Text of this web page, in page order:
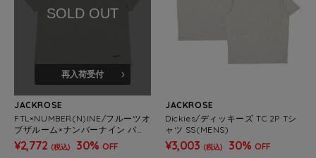
SOLD OUT
再入荷受付
JACKROSE
FTL×NUMBER(N)INE/フルーツオ
ブザルーム×ナンバーナイン パッ
ク ヘンリーネック SS T-SHIRTS
(MENS)
¥2,772 (税込) 30% OFF
JACKROSE
Dickies/ディッキーズ TC 2P Tシ
ャツ SS(MENS)
¥3,003 (税込) 30% OFF